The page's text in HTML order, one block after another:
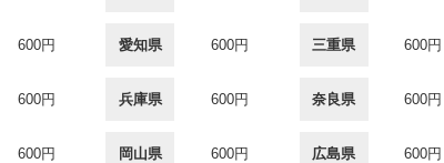
600円 愛知県 600円 三重県 600円
600円 兵庫県 600円 奈良県 600円
600円 岡山県 600円 広島県 600円